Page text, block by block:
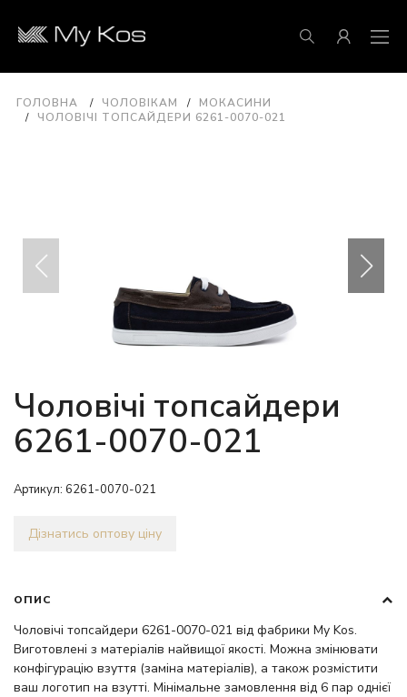
ГОЛОВНА ЧОЛОВІКАМ
МОКАСИНИ
ЧОЛОВІЧІ ТОПСАЙДЕРИ 6261-0070-021
Чоловічі топсайдери
6261-0070-021
Артикул: 6261-0070-021
Дізнатись оптову ціну
ОПИС
Чоловічі топсайдери 6261-0070-021 від фабрики My Kos.
Виготовлені з матеріалів найвищої якості. Можна змінювати
конфігурацію взуття (заміна матеріалів), а також розмістити
ваш логотип на взутті. Мінімальне замовлення від 6 пар однієї